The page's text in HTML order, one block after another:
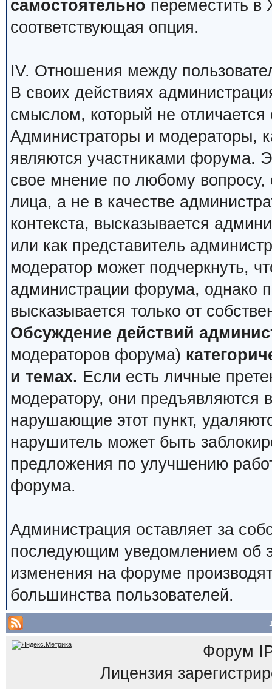
самостоятельно переместить в
соответствующая опция.
IV. Отношения между
В своих действиях
смыслом, который не отличается
Администраторы и модераторы,
являются участниками форума.
свое мнение по любому
лица, а не в качестве
контекста, высказывается
или как представитель
модератор может подчеркнуть,
администрации форума, однако
высказывается только от
Обсуждение действий
модераторов форума)
и темах. Если есть личные
модератору, они
нарушающие этот пункт,
нарушитель может быть
предложения по улучшению
форума.
Администрация оставляет за
последующим уведомлением об
изменения на форуме
большинства пользователей.
Форум
Лицензия